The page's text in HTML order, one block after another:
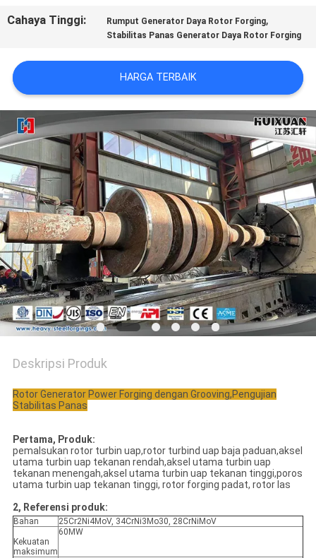
Cahaya Tinggi: Rumput Generator Daya Rotor Forging,
Stabilitas Panas Generator Daya Rotor Forging
HARGA TERBAIK
Deskripsi Produk
Rotor Generator Power Forging dengan Grooving,Pengujian
Stabilitas Panas
Pertama, Produk:
pemalsukan rotor turbin uap,rotor turbind uap baja paduan,aksel
utama turbin uap tekanan rendah,aksel utama turbin uap
tekanan menengah,aksel utama turbin uap tekanan tinggi,poros
utama turbin uap tekanan tinggi, rotor forging padat, rotor las
2, Referensi produk:
Bahan 25Cr2Ni4MoV, 34CrNi3Mo30, 28CrNiMoV
Kekuatan
maksimum
60MW